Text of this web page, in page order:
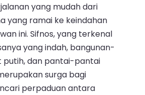
yang mudah dari
yang ramai ke keindahan
ini. Sifnos, yang terkenal
yang indah, bangunan-
putih, dan pantai-pantai
surga bagi
perpaduan antara